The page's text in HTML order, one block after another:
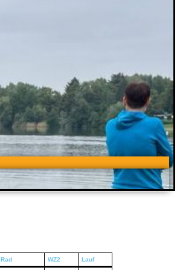
Rad WZ2 Lauf